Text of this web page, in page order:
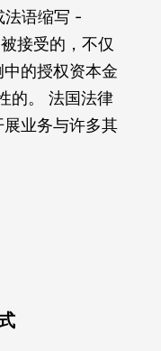
法语缩写 -
接受的，不仅
的授权资本金
的。 法国法律
业务与许多其